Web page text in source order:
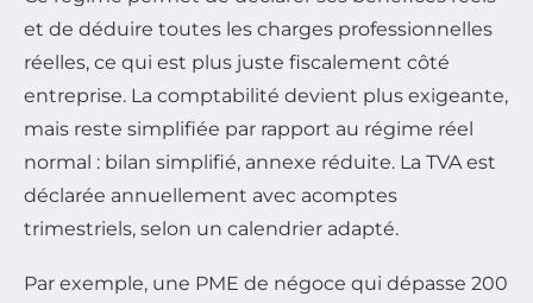
et de déduire toutes les charges professionnelles
réelles, ce qui est plus juste fiscalement côté
entreprise. La comptabilité devient plus exigeante,
mais reste simplifiée par rapport au régime réel
normal : bilan simplifié, annexe réduite. La TVA est
déclarée annuellement avec acomptes
trimestriels, selon un calendrier adapté.
Par exemple, une PME de négoce qui dépasse 200